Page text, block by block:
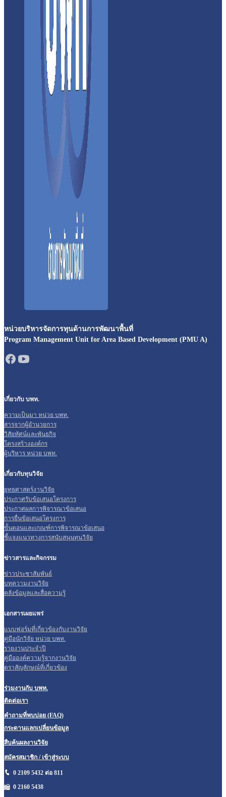
หน่วยบริหารจัดการทุนด้านการพัฒนาพื้นที่
Program Management Unit for Area Based Development (PMU A)
เกี่ยวกับ บพท.
ความเป็นมา หน่วย บพท.
สารจากผู้อำนวยการ
วิสัยทัศน์และพันธกิจ
โครงสร้างองค์กร
ผู้บริหาร หน่วย บพท.
เกี่ยวกับทุนวิจัย
ยุทธศาสตร์งานวิจัย
ประกาศรับข้อเสนอโครงการ
ประกาศผลการพิจารณาข้อเสนอ
การยื่นข้อเสนอโครงการ
ขั้นตอนและเกณฑ์การพิจารณาข้อเสนอ
ชี้แจงแนวทางการสนับสนุนทุนวิจัย
ข่าวสารและกิจกรรม
ข่าวประชาสัมพันธ์
บทความงานวิจัย
คลังข้อมูลและสื่อความรู้
เอกสารเผยแพร่
แบบฟอร์มที่เกี่ยวข้องกับงานวิจัย
คู่มือนักวิจัย หน่วย บพท.
รายงานประจำปี
คู่มือองค์ความรู้จากงานวิจัย
ตราสัญลักษณ์ที่เกี่ยวข้อง
ร่วมงานกับ บพท.
ติดต่อเรา
คำถามที่พบบ่อย (FAQ)
กระดานแลกเปลี่ยนข้อมูล
สืบค้นผลงานวิจัย
สมัครสมาชิก / เข้าสู่ระบบ
0 2109 5432 ต่อ 811
0 2160 5438